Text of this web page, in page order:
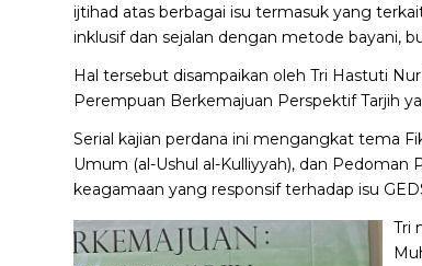
ijtihad atas berbagai isu termasuk yang
inklusif dan sejalan dengan metode bayani,
Hal tersebut disampaikan oleh Tri Hastuti
Perempuan Berkemajuan Perspektif Tarjih
Serial kajian perdana ini mengangkat tema
Umum (al-Ushul al-Kulliyyah), dan Pedoman
keagamaan yang responsif terhadap isu
Tri